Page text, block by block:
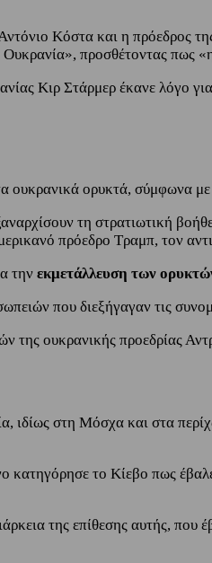
Κόστα και η πρόεδρος
προσθέτοντας πως
Κιρ Στάρμερ έκανε λόγο
ορυκτά, σύμφωνα
τη στρατιωτική
πρόεδρο Τραμπ, τον
την εκμετάλλευση των
που διεξήγαγαν τις
της ουκρανικής προεδρίας
στη Μόσχα και στα
κατηγόρησε το Κίεβο πως
της επίθεσης αυτής, που